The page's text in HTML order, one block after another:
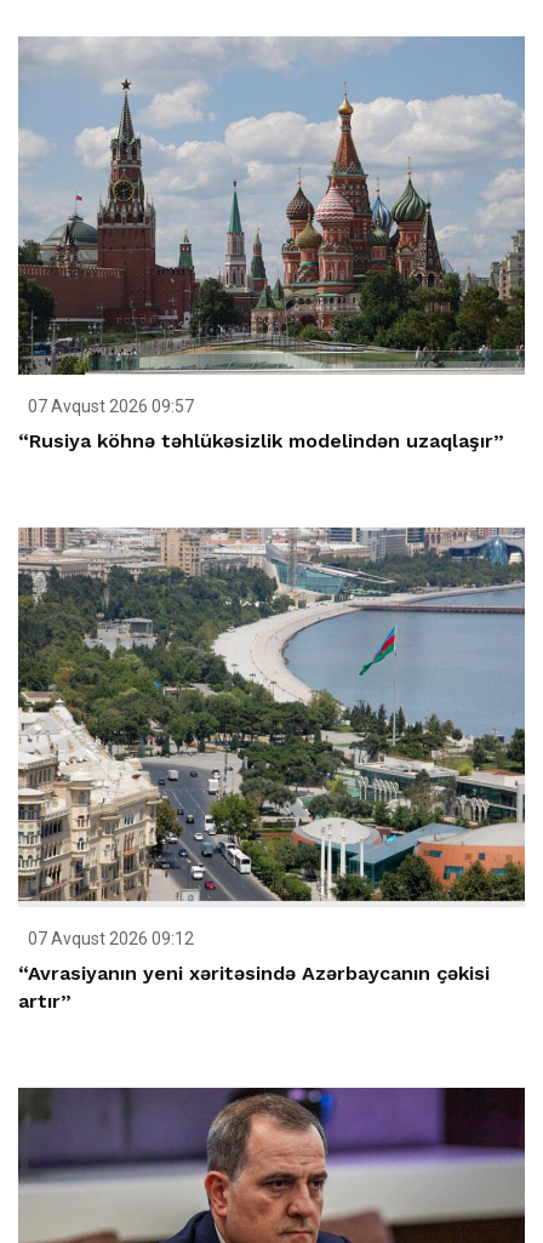
07 Avqust 2026 09:57
“Rusiya köhnə təhlükəsizlik modelindən uzaqlaşır”
07 Avqust 2026 09:12
“Avrasiyanın yeni xəritəsində Azərbaycanın çəkisi
artır”